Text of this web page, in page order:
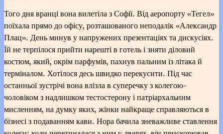
Того дня вранці вона вилетіла з Софії. Від аеропорту «Тегел»
поїхала прямо до офісу, розташованого неподалік «Александр
Плац». День минув у напружених презентаціях та дискусіях.
Їй не терпілося прийти нарешті в готель і зняти діловий
костюм, який, окрім парфумів, пахнув пальним із літака й
терміналом. Хотілося десь швидко перекусити. Під час
останньої зустрічі вона влізла в суперечку з колегою-
чоловіком з надлишком тестостерону і патріархальним
мисленням, на думку яких, жінки найкраще справляються в
бізнесі з подаванням кави. Нора бачила зневажливе ставлення